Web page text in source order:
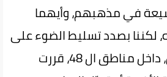
في مذهبهم، وأيهما
لكننا بصدد تسليط الضوء على
أقلية من المسلمين، داخل مناطق ال 48، قررت